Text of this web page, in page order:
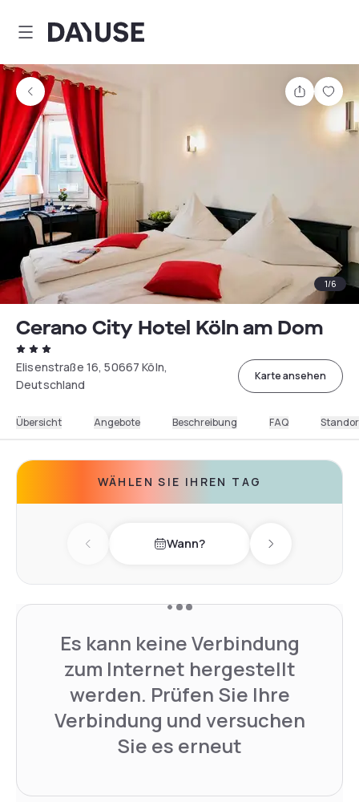
Dayuse
Teilen
1/6
Cerano City Hotel Köln am Dom
Elisenstraße 16, 50667 Köln,
Deutschland
Karte ansehen
Übersicht Angebote Beschreibung FAQ
WÄHLEN SIE IHREN TAG
Previous day Wann? Next day
Es kann keine Verbindung
zum Internet hergestellt
werden. Prüfen Sie Ihre
Verbindung und versuchen
Sie es erneut